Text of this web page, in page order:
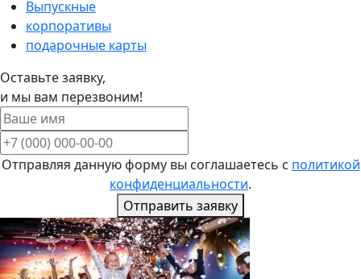
Выпускные
корпоративы
подарочные карты
Оставьте заявку,
и мы вам перезвоним!
Отправляя данную форму вы соглашаетесь с политикой
конфиденциальности.
Отправить заявку